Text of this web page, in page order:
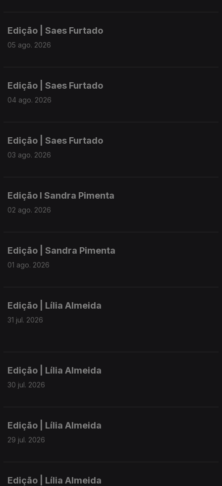
Edição | Saes Furtado
05 ago. 2026
Edição | Saes Furtado
04 ago. 2026
Edição | Saes Furtado
03 ago. 2026
Edição I Sandra Pimenta
02 ago. 2026
Edição | Sandra Pimenta
01 ago. 2026
Edição | Lília Almeida
31 jul. 2026
Edição | Lília Almeida
30 jul. 2026
Edição | Lília Almeida
29 jul. 2026
Edição | Lília Almeida